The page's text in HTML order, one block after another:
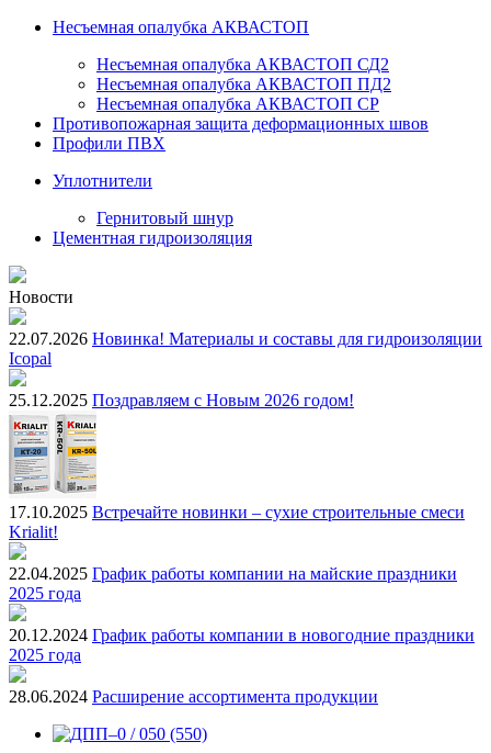
Несъемная опалубка АКВАСТОП
Несъемная опалубка АКВАСТОП СД2
Несъемная опалубка АКВАСТОП ПД2
Несъемная опалубка АКВАСТОП СР
Противопожарная защита деформационных швов
Профили ПВХ
Уплотнители
Гернитовый шнур
Цементная гидроизоляция
Новости
22.07.2026 Новинка! Материалы и составы для гидроизоляции
Icopal
25.12.2025 Поздравляем с Новым 2026 годом!
17.10.2025 Встречайте новинки – сухие строительные смеси
Krialit!
22.04.2025 График работы компании на майские праздники
2025 года
20.12.2024 График работы компании в новогодние праздники
2025 года
28.06.2024 Расширение ассортимента продукции